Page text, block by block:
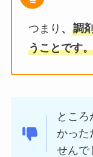
つまり 、 調
うことです。
とこ
かった
せんで